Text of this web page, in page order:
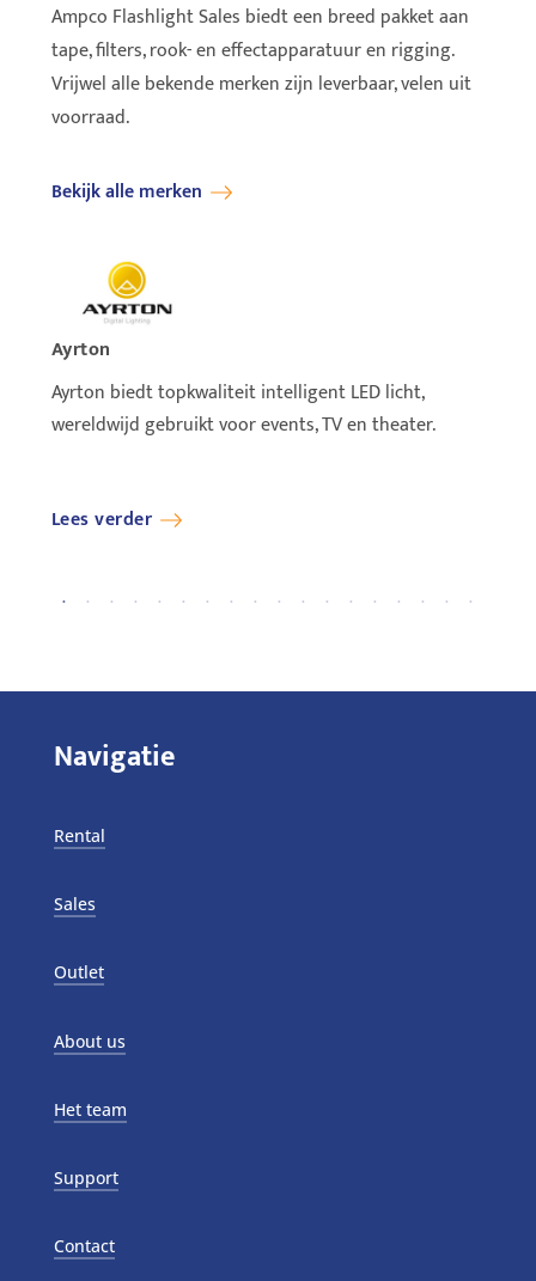
Ayrton
Ayrton biedt topkwaliteit intelligent LED licht,
wereldwijd gebruikt voor events, TV en theater.
Lees verder
Ampco Flashlight Sales biedt een breed pakket aan
tape, filters, rook- en effectapparatuur en rigging.
Vrijwel alle bekende merken zijn leverbaar, velen uit
voorraad.
Bekijk alle merken
Navigatie
Rental
Sales
Outlet
About us
Het team
Support
Contact